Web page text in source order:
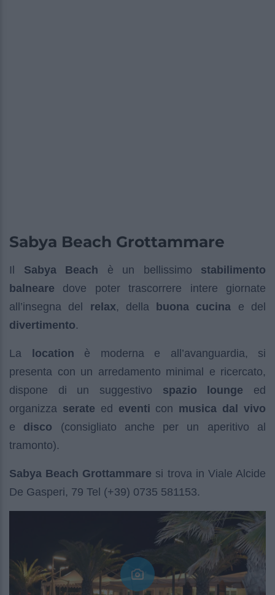
Sabya Beach Grottammare
Il Sabya Beach è un bellissimo stabilimento
balneare dove poter trascorrere intere giornate
all’insegna del relax, della buona cucina e del
divertimento.
La location è moderna e all’avanguardia, si
presenta con un arredamento minimal e ricercato,
dispone di un suggestivo spazio lounge ed
organizza serate ed eventi con musica dal vivo
e disco (consigliato anche per un aperitivo al
tramonto).
Sabya Beach Grottammare si trova in Viale Alcide
De Gasperi, 79 Tel (+39) 0735 581153.